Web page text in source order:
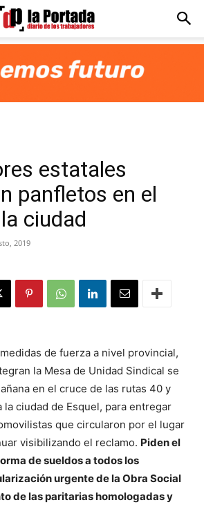
estatales
panfletos en el
ciudad
2019
de fuerza a nivel provincial,
la Mesa de Unidad Sindical se
en el cruce de las rutas 40 y
la ciudad de Esquel, para entregar
que circularon por el lugar
visibilizando el reclamo. Piden el
de sueldos a todos los
urgente de la Obra Social
de las paritarias homologadas y